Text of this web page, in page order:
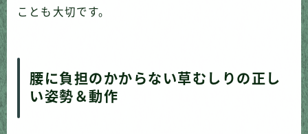
ことも大切です。
腰に負担のかからない草むしりの正し
い姿勢＆動作